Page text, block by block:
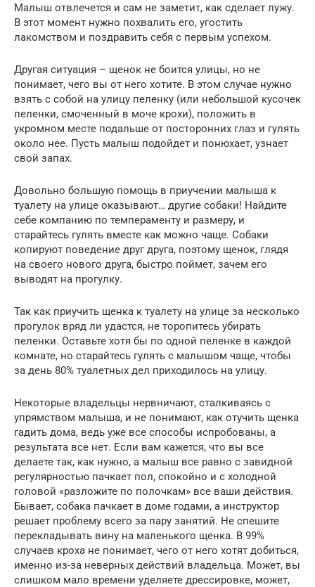
Малыш отвлечется и сам не заметит, как сделает лужу.
В этот момент нужно похвалить его, угостить
лакомством и поздравить себя с первым успехом.
Другая ситуация – щенок не боится улицы, но не
понимает, чего вы от него хотите. В этом случае нужно
взять с собой на улицу пеленку (или небольшой кусочек
пеленки, смоченный в моче крохи), положить в
укромном месте подальше от посторонних глаз и гулять
около нее. Пусть малыш подойдет и понюхает, узнает
свой запах.
Довольно большую помощь в приучении малыша к
туалету на улице оказывают… другие собаки! Найдите
себе компанию по темпераменту и размеру, и
старайтесь гулять вместе как можно чаще. Собаки
копируют поведение друг друга, поэтому щенок, глядя
на своего нового друга, быстро поймет, зачем его
выводят на прогулку.
Так как приучить щенка к туалету на улице за несколько
прогулок вряд ли удастся, не торопитесь убирать
пеленки. Оставьте хотя бы по одной пеленке в каждой
комнате, но старайтесь гулять с малышом чаще, чтобы
за день 80% туалетных дел приходилось на улицу.
Некоторые владельцы нервничают, сталкиваясь с
упрямством малыша, и не понимают, как отучить щенка
гадить дома, ведь уже все способы испробованы, а
результата все нет. Если вам кажется, что вы все
делаете так, как нужно, а малыш все равно с завидной
регулярностью пачкает пол, спокойно и с холодной
головой «разложите по полочкам» все ваши действия.
Бывает, собака пачкает в доме годами, а инструктор
решает проблему всего за пару занятий. Не спешите
перекладывать вину на маленького щенка. В 99%
случаев кроха не понимает, чего от него хотят добиться,
именно из-за неверных действий владельца. Может, вы
слишком мало времени уделяете дрессировке, может,